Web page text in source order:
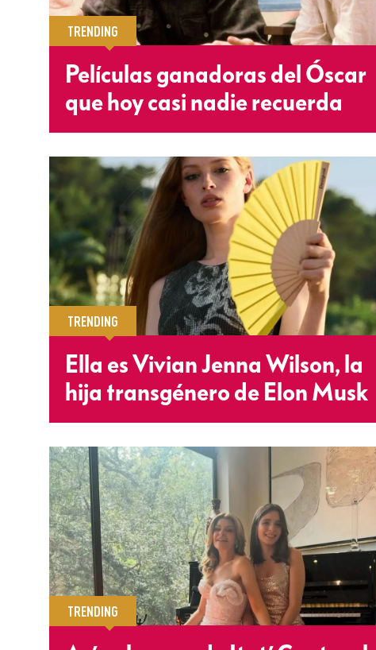
TRENDING
Películas ganadoras del Óscar
que hoy casi nadie recuerda
TRENDING
Ella es Vivian Jenna Wilson, la
hija transgénero de Elon Musk
TRENDING